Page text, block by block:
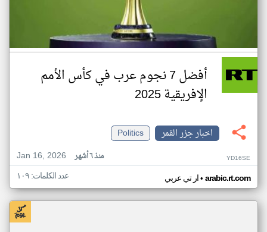
أفضل 7 نجوم عرب في كأس الأمم
الإفريقية 2025
اخبار جزر القمر
Politics
Jan 16, 2026
منذ ٦ أشهر YD16SE
ار تي عربي• arabic.rt.com عدد الكلمات: ١٠٩